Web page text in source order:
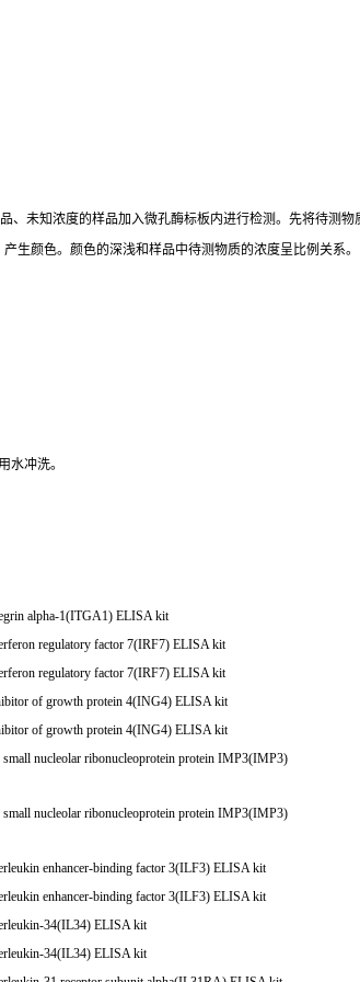
未知浓度的样品加入微孔酶标板内进行检测。先将待测
生颜色。颜色的深浅和样品中待测物质的浓度呈比例关系。
水冲洗。
alpha-1(ITGA1) ELISA kit
regulatory factor 7(IRF7) ELISA kit
regulatory factor 7(IRF7) ELISA kit
of growth protein 4(ING4) ELISA kit
of growth protein 4(ING4) ELISA kit
nucleolar ribonucleoprotein protein IMP3(IMP3)
nucleolar ribonucleoprotein protein IMP3(IMP3)
enhancer-binding factor 3(ILF3) ELISA kit
enhancer-binding factor 3(ILF3) ELISA kit
34(IL34) ELISA kit
34(IL34) ELISA kit